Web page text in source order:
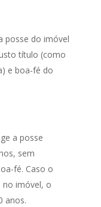
posse do imóvel
título (como
e boa-fé do
a posse
sem
fé. Caso o
no imóvel, o
anos.